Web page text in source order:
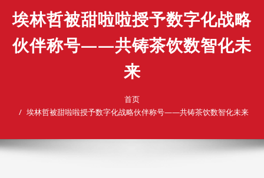
埃林哲被甜啦啦授予数字化战略
伙伴称号——共铸茶饮数智化未
来
首页
埃林哲被甜啦啦授予数字化战略伙伴称号——共铸茶饮数智化未来